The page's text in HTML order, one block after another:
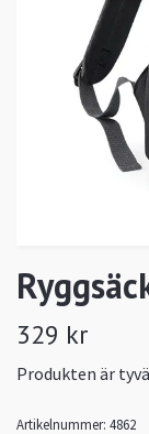
329 kr
Produkten är
Artikelnummer: 4862